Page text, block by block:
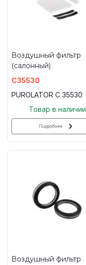
Воздушный фильтр
(салонный)
C35530
PUROLATOR C 35530
Товар в наличии
Подробнее
Воздушный фильтр